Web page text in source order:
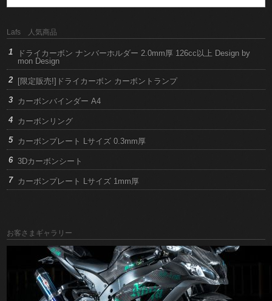
Lafs 人気商品
ドライカーボン ナンバーホルダー 2.0mm厚 126cc以上 Design by
mon Design
[限定販売!]ドライカーボン カーボントランプ
カーボンバインダー A4
カーボンリング
カーボンプレート Lサイズ 0.3mm厚
3Dカーボンシート
カーボンプレート Lサイズ 1mm厚
お客さまギャラリー